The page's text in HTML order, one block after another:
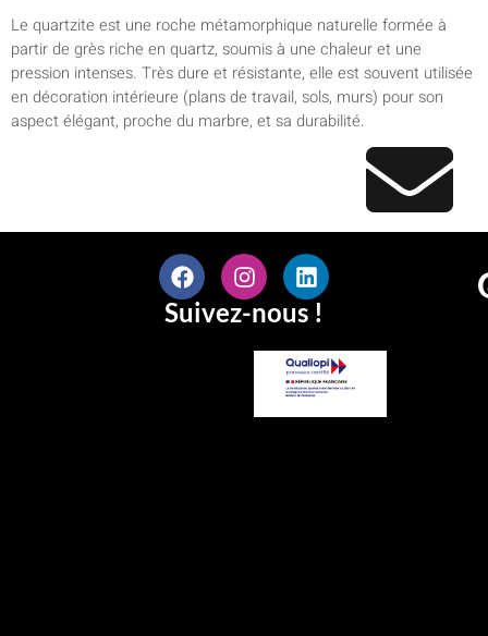
Le quartzite est une roche métamorphique naturelle formée à
partir de grès riche en quartz, soumis à une chaleur et une
pression intenses. Très dure et résistante, elle est souvent utilisée
en décoration intérieure (plans de travail, sols, murs) pour son
aspect élégant, proche du marbre, et sa durabilité.
Suivez-nous !